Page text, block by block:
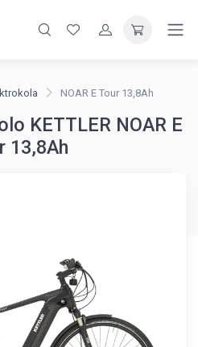
NOAR E Tour 13,8Ah
KETTLER NOAR E
13,8Ah